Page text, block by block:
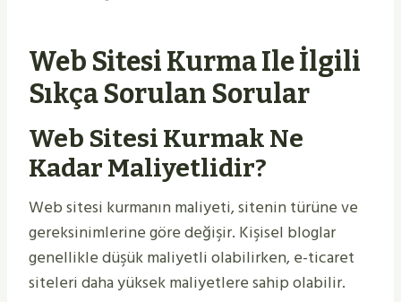
Web Sitesi Kurma Ile İlgili
Sıkça Sorulan Sorular
Web Sitesi Kurmak Ne
Kadar Maliyetlidir?
Web sitesi kurmanın maliyeti, sitenin türüne ve
gereksinimlerine göre değişir. Kişisel bloglar
genellikle düşük maliyetli olabilirken, e-ticaret
siteleri daha yüksek maliyetlere sahip olabilir.